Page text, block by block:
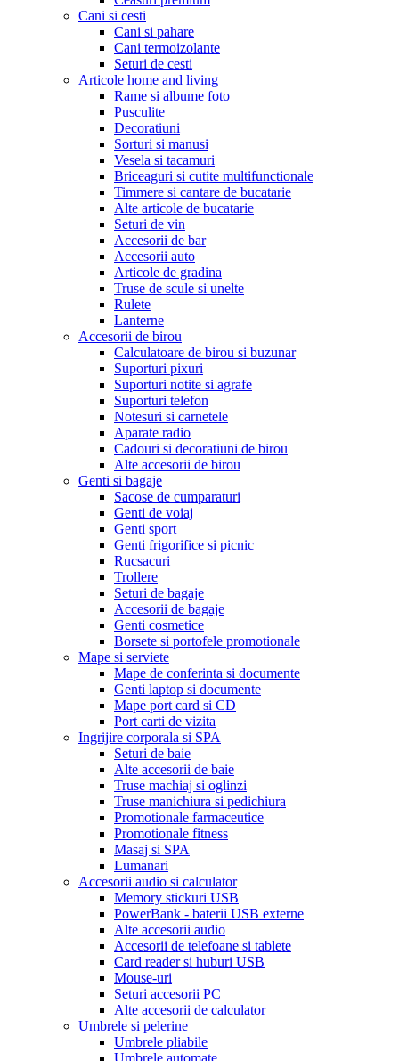
Cani si cesti
Cani si pahare
Cani termoizolante
Seturi de cesti
Articole home and living
Rame si albume foto
Pusculite
Decoratiuni
Sorturi si manusi
Vesela si tacamuri
Briceaguri si cutite multifunctionale
Timmere si cantare de bucatarie
Alte articole de bucatarie
Seturi de vin
Accesorii de bar
Accesorii auto
Articole de gradina
Truse de scule si unelte
Rulete
Lanterne
Accesorii de birou
Calculatoare de birou si buzunar
Suporturi pixuri
Suporturi notite si agrafe
Suporturi telefon
Notesuri si carnetele
Aparate radio
Cadouri si decoratiuni de birou
Alte accesorii de birou
Genti si bagaje
Sacose de cumparaturi
Genti de voiaj
Genti sport
Genti frigorifice si picnic
Rucsacuri
Trollere
Seturi de bagaje
Accesorii de bagaje
Genti cosmetice
Borsete si portofele promotionale
Mape si serviete
Mape de conferinta si documente
Genti laptop si documente
Mape port card si CD
Port carti de vizita
Ingrijire corporala si SPA
Seturi de baie
Alte accesorii de baie
Truse machiaj si oglinzi
Truse manichiura si pedichiura
Promotionale farmaceutice
Promotionale fitness
Masaj si SPA
Lumanari
Accesorii audio si calculator
Memory stickuri USB
PowerBank - baterii USB externe
Alte accesorii audio
Accesorii de telefoane si tablete
Card reader si huburi USB
Mouse-uri
Seturi accesorii PC
Alte accesorii de calculator
Umbrele si pelerine
Umbrele pliabile
Umbrele automate